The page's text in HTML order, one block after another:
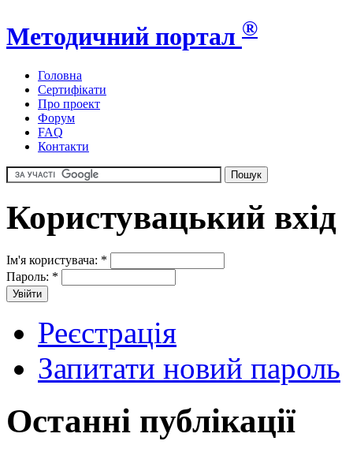
Методичний портал ®
Головна
Сертифікати
Про проект
Форум
FAQ
Контакти
Користувацький вхід
Ім'я користувача: *
Пароль: *
Реєстрація
Запитати новий пароль
Останні публікації